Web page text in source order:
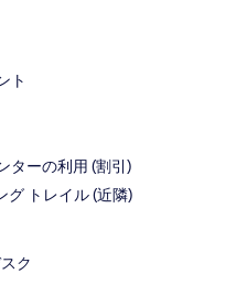
ト
ターの利用 (割引)
グ トレイル (近隣)
ク